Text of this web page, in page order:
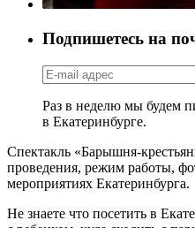
Подпишетесь на
Раз в неделю мы будем
в Екатеринбурге.
Спектакль «Барышня-
проведения, режим работы,
мероприятиях Екатеринбурга.
Не знаете что посетить в